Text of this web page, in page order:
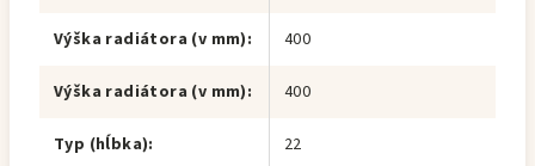
Výška radiátora (v mm): 400
Výška radiátora (v mm): 400
Typ (hĺbka): 22